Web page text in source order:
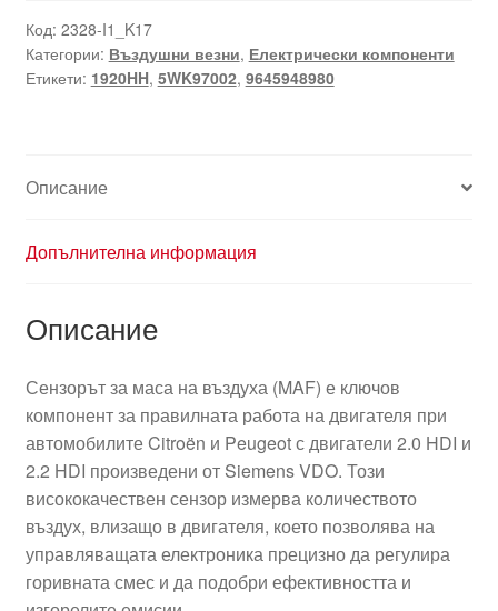
Код: 2328-I1_K17
Категории: Въздушни везни, Електрически компоненти
Етикети: 1920HH, 5WK97002, 9645948980
Описание
Допълнителна информация
Описание
Сензорът за маса на въздуха (MAF) е ключов
компонент за правилната работа на двигателя при
автомобилите Citroën и Peugeot с двигатели 2.0 HDI и
2.2 HDI произведени от Siemens VDO. Този
висококачествен сензор измерва количеството
въздух, влизащо в двигателя, което позволява на
управляващата електроника прецизно да регулира
горивната смес и да подобри ефективността и